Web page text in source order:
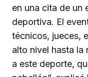
en una cita de un
deportiva. El
técnicos, jueces,
alto nivel hasta la
a este deporte,